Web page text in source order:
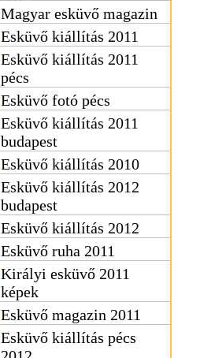
Magyar esküvő magazin
Esküvő kiállítás 2011
Esküvő kiállítás 2011
pécs
Esküvő fotó pécs
Esküvő kiállítás 2011
budapest
Esküvő kiállítás 2010
Esküvő kiállítás 2012
budapest
Esküvő kiállítás 2012
Esküvő ruha 2011
Királyi esküvő 2011
képek
Esküvő magazin 2011
Esküvő kiállítás pécs